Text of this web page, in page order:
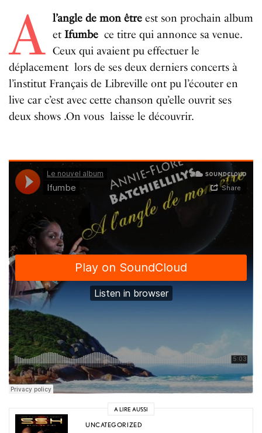
A l’angle de mon êtreest son prochain album
et Ifumbece titre qui annonce sa venue.
Ceux qui avaient pu effectuer le
déplacement lors de ses deux derniers concerts à
l’institut Français de Libreville ont pu l’écouter en
live car c’est avec cette chanson qu’elle ouvrit ses
deux shows .On vous laisse le découvrir.
A LIRE AUSSI
UNCATEGORIZED